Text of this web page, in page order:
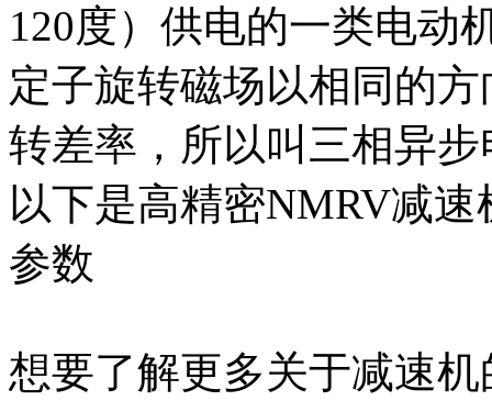
120度）供电的一类电动
定子旋转磁场以相同的
转差率，所以叫三相异步
以下是高精密NMRV减
参数
想要了解更多关于减速